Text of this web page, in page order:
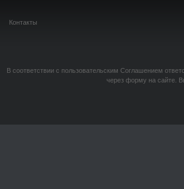
Контакты
В соответствии с пользовательским Соглашением
через форму на сайте.